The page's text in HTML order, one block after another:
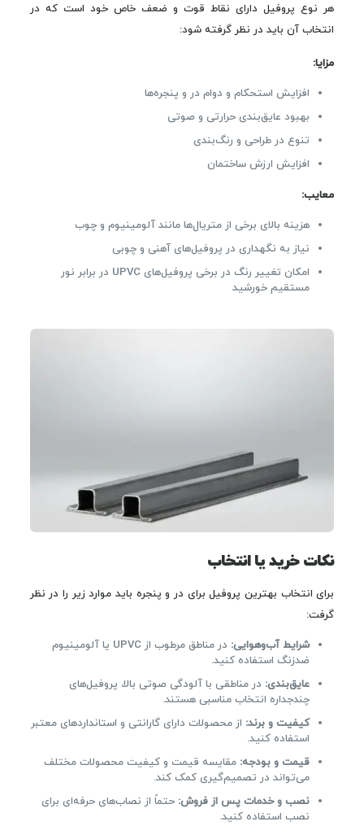
هر نوع پروفیل دارای نقاط قوت و ضعف خاص خود است که در
انتخاب آن باید در نظر گرفته شود:
مزایا:
افزایش استحکام و دوام در و پنجره‌ها
بهبود عایق‌بندی حرارتی و صوتی
تنوع در طراحی و رنگ‌بندی
افزایش ارزش ساختمان
معایب:
هزینه بالای برخی از متریال‌ها مانند آلومینیوم و چوب
نیاز به نگهداری در پروفیل‌های آهنی و چوبی
امکان تغییر رنگ در برخی پروفیل‌های UPVC در برابر نور
مستقیم خورشید
نکات خرید یا انتخاب
برای انتخاب بهترین پروفیل برای در و پنجره باید موارد زیر را در نظر
گرفت:
شرایط آب‌وهوایی:
در مناطق مرطوب از UPVC یا آلومینیوم
ضدزنگ استفاده کنید.
عایق‌بندی: در مناطقی با آلودگی صوتی بالا، پروفیل‌های
چندجداره انتخاب مناسبی هستند.
کیفیت و برند: از محصولات دارای گارانتی و استانداردهای معتبر
استفاده کنید.
قیمت و بودجه: مقایسه قیمت و کیفیت محصولات مختلف
می‌تواند در تصمیم‌گیری کمک کند.
نصب و خدمات پس از فروش: حتماً از نصاب‌های حرفه‌ای برای
نصب استفاده کنید.